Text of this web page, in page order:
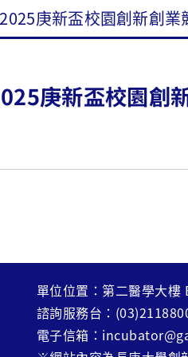
庚新盃校園創新創業
庚新盃校園創
單位位置：第二醫學大樓
諮詢服務台：
電子信箱：